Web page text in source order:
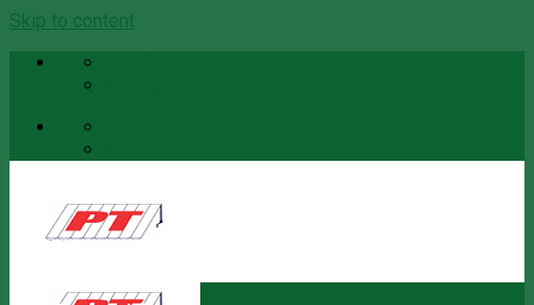
Skip to content